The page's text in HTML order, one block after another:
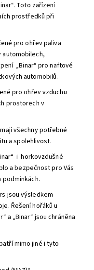
Toto zařízení
prostředků při
pro ohřev paliva
„Binar“ pro naftové
automobilů.
pro ohřev vzduchu
prostorech v
všechny potřebné
a spolehlivost.
i horkovzdušné
a bezpečnost pro Vás
jsou výsledkem
Řešení hořáků u
a „Binar“ jsou chráněna
mimo jiné i tyto